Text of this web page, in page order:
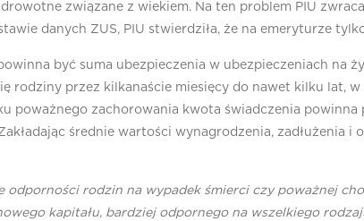
związane z wiekiem. Na ten problem PIU
danych ZUS, PIU stwierdziła, że na emeryturze
być suma ubezpieczenia w ubezpieczeniach na
rodziny przez kilkanaście miesięcy do nawet kilku lat,
poważnego zachorowania kwota świadczenia
średnie wartości wynagrodzenia, zadłużenia
odporności rodzin na wypadek śmierci czy poważnej
kapitału, bardziej odpornego na wszelkiego